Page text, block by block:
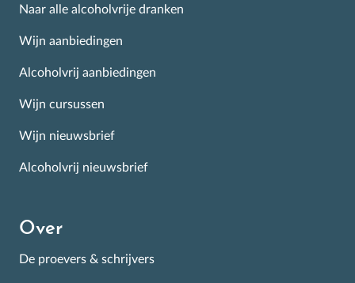
Naar alle alcoholvrije dranken
Wijn aanbiedingen
Alcoholvrij aanbiedingen
Wijn cursussen
Wijn nieuwsbrief
Alcoholvrij nieuwsbrief
Over
De proevers & schrijvers